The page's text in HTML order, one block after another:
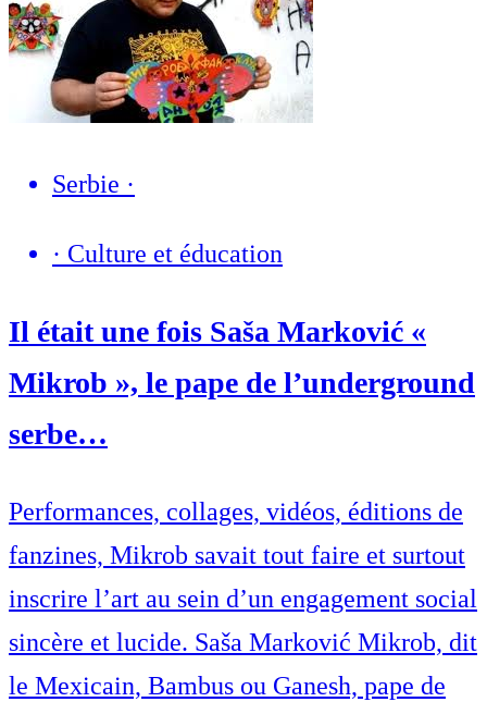
Serbie ·
· Culture et éducation
Il était une fois Saša Marković «
Mikrob », le pape de l’underground
serbe…
Performances, collages, vidéos, éditions de
fanzines, Mikrob savait tout faire et surtout
inscrire l’art au sein d’un engagement social
sincère et lucide. Saša Marković Mikrob, dit
le Mexicain, Bambus ou Ganesh, pape de